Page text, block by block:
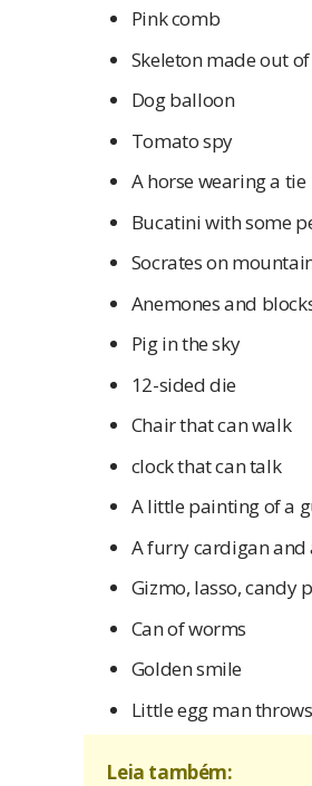
Pink comb
Skeleton made out
Dog balloon
Tomato spy
A horse wearing a tie
Bucatini with some
Socrates on
Anemones and
Pig in the sky
12-sided die
Chair that can walk
clock that can talk
A little painting of a
A furry cardigan
Gizmo, lasso, candy
Can of worms
Golden smile
Little egg man
Leia também: